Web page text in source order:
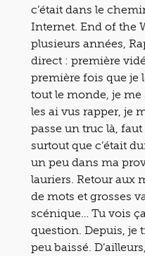
c’était dans le
Internet. End of the
plusieurs années,
direct : première
première fois que je
tout le monde, je me
les ai vus rapper, je
passe un truc là, faut
surtout que c’était
un peu dans ma
lauriers. Retour aux
de mots et grosses
scénique… Tu vois
question. Depuis, je
peu baissé.